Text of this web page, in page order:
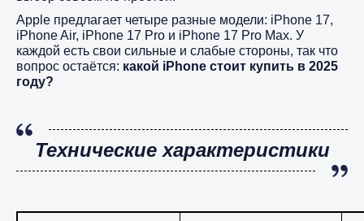
Apple предлагает четыре разные модели: iPhone 17,
iPhone Air, iPhone 17 Pro и iPhone 17 Pro Max. У
каждой есть свои сильные и слабые стороны, так что
вопрос остаётся: какой iPhone стоит купить в 2025
году?
Технические характеристики